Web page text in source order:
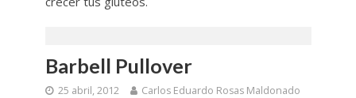
Barbell Pullover
25 abril, 2012 Carlos Eduardo Rosas Maldonado